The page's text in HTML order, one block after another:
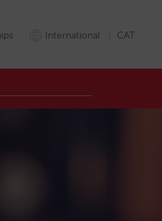
International CAT